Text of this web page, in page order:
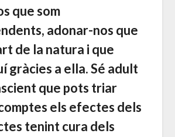
que som
adonar-nos que
de la natura i que
gràcies a ella. Sé adult
que pots triar
els efectes dels
tenint cura dels